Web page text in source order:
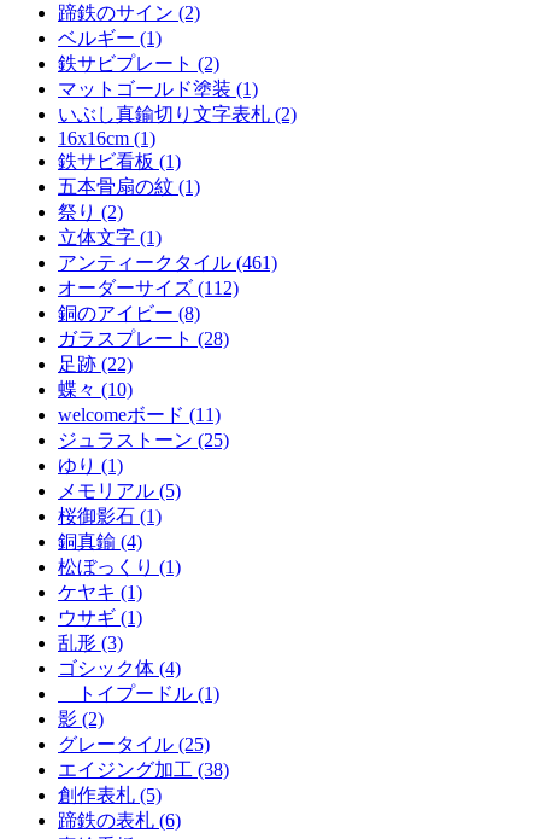
蹄鉄のサイン (2)
ベルギー (1)
鉄サビプレート (2)
マットゴールド塗装 (1)
いぶし真鍮切り文字表札 (2)
16x16cm (1)
鉄サビ看板 (1)
五本骨扇の紋 (1)
祭り (2)
立体文字 (1)
アンティークタイル (461)
オーダーサイズ (112)
銅のアイビー (8)
ガラスプレート (28)
足跡 (22)
蝶々 (10)
welcomeボード (11)
ジュラストーン (25)
ゆり (1)
メモリアル (5)
桜御影石 (1)
銅真鍮 (4)
松ぼっくり (1)
ケヤキ (1)
ウサギ (1)
乱形 (3)
ゴシック体 (4)
トイプードル (1)
影 (2)
グレータイル (25)
エイジング加工 (38)
創作表札 (5)
蹄鉄の表札 (6)